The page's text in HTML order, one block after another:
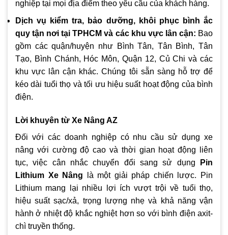
nghiệp tại mọi địa điểm theo yêu cầu của khách hàng.
Dịch vụ kiểm tra, bảo dưỡng, khôi phục bình ắc
quy tận nơi tại TPHCM và các khu vực lân cận: Bao
gồm các quận/huyện như Bình Tân, Tân Bình, Tân
Tạo, Bình Chánh, Hóc Môn, Quận 12, Củ Chi và các
khu vực lân cận khác. Chúng tôi sẵn sàng hỗ trợ để
kéo dài tuổi thọ và tối ưu hiệu suất hoạt động của bình
điện.
Lời khuyên từ Xe Nâng AZ
Đối với các doanh nghiệp có nhu cầu sử dụng xe
nâng với cường độ cao và thời gian hoạt động liên
tục, việc cân nhắc chuyển đổi sang sử dụng
Pin
Lithium Xe Nâng là một giải pháp chiến lược. Pin
Lithium mang lại nhiều lợi ích vượt trội về tuổi thọ,
hiệu suất sạc/xả, trọng lượng nhẹ và khả năng vận
hành ở nhiệt độ khắc nghiệt hơn so với bình điện axit-
chì truyền thống.